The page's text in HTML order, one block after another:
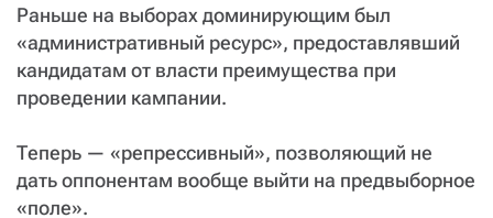
Раньше на выборах доминирующим был
«административный ресурс», предоставлявший
кандидатам от власти преимущества при
проведении кампании.
Теперь — «репрессивный», позволяющий не
дать оппонентам вообще выйти на предвыборное
«поле».